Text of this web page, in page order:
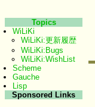
Topics
WiLiKi
WiLiKi:更新履歴
WiLiKi:Bugs
WiLiKi:WishList
Scheme
Gauche
Lisp
Sponsored Links